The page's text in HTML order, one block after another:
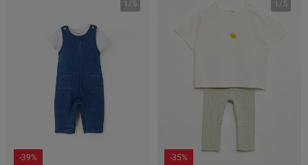
1 / 5
-39%
1 / 5
-35%